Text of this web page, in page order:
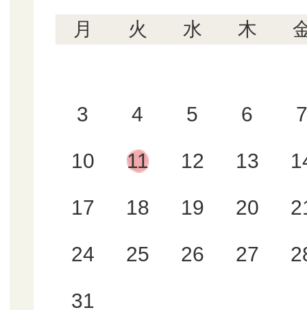
月 火 水 木
3 4 5 6 7
10 11 12 13
17 18 19 20
24 25 26 27
31